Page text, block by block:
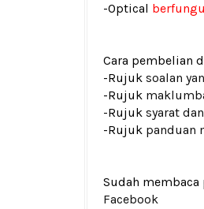
-Optical
Cara pembelian
-Rujuk soalan
-Rujuk
-Rujuk syarat
-Rujuk panduan
Sudah
Facebook